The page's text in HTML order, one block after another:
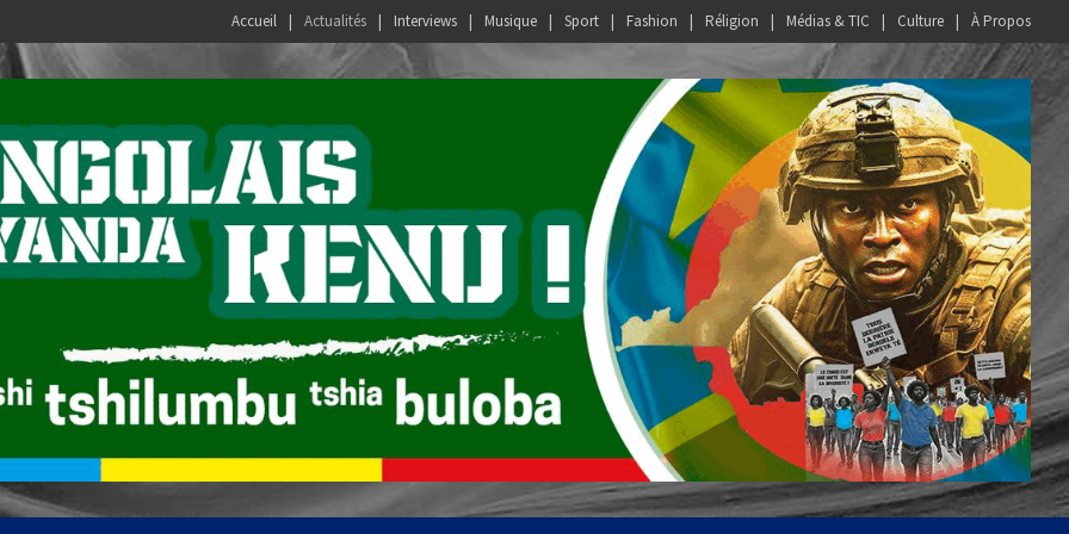
Accueil Actualités Interviews Musique Sport Fashion Réligion Médias & TIC Culture À Propos